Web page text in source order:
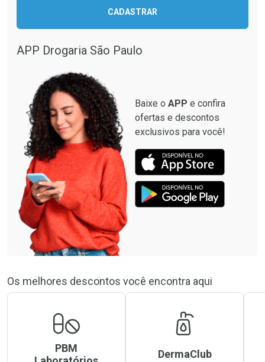
Comprar sem Desconto
Por R$ 664,02/cada
Comprar sem Desconto
Ativar Desconto
Comprar sem Desconto
CADASTRAR
APP Drogaria São Paulo
Baixe o APP e confira
ofertas e descontos
exclusivos para você!
Os melhores descontos você encontra aqui
PBM
DermaClub